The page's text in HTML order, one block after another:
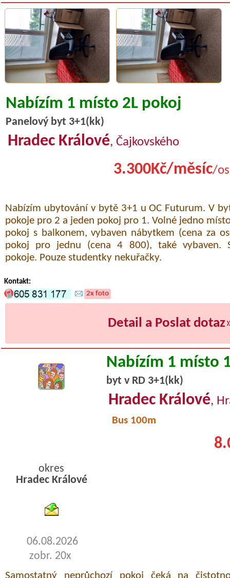
Nabízím 1 místo 2L pokoj
Panelový byt 3+1(kk)
Hradec Králové, Čajkovského
3.300Kč/měsíc/
Nabízím ubytování v bytě 3+1 u OC Futurum. V
pokoje pro 2 a jeden pokoj pro 1. Volné jedno
pokoj s balkonem, vybaven nábytkem (cena za
pokoj pro jednu (cena 4 800), také vybaven.
pokoje. Pouze studentky nekuřačky.
Kontakt:
2x foto
Detail a Poslat dotaz
Nabízím 1 místo
byt v RD 3+1(kk)
Hradec Králové,
Bus 100m
okres
Hradec Králové
06.08.2026
zobr. 20x
Samostatný neprůchozí pokoj čeká na